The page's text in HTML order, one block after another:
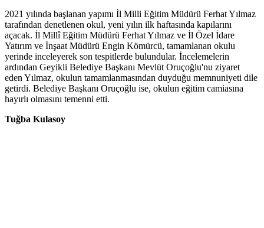
2021 yılında başlanan yapımı İl Milli Eğitim Müdürü Ferhat Yılmaz
tarafından denetlenen okul, yeni yılın ilk haftasında kapılarını
açacak. İl Millî Eğitim Müdürü Ferhat Yılmaz ve İl Özel İdare
Yatırım ve İnşaat Müdürü Engin Kömürcü, tamamlanan okulu
yerinde inceleyerek son tespitlerde bulundular. İncelemelerin
ardından Geyikli Belediye Başkanı Mevlüt Oruçoğlu'nu ziyaret
eden Yılmaz, okulun tamamlanmasından duyduğu memnuniyeti dile
getirdi. Belediye Başkanı Oruçoğlu ise, okulun eğitim camiasına
hayırlı olmasını temenni etti.
Tuğba Kulasoy